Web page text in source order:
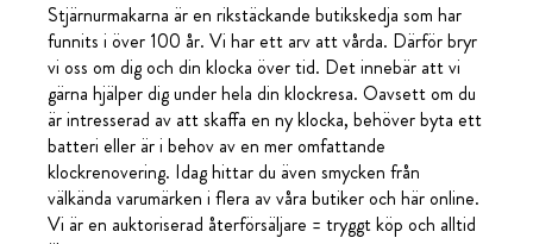
Stjärnurmakarna är en rikstäckande butikskedja som har
funnits i över 100 år. Vi har ett arv att vårda. Därför bryr
vi oss om dig och din klocka över tid. Det innebär att vi
gärna hjälper dig under hela din klockresa. Oavsett om du
är intresserad av att skaffa en ny klocka, behöver byta ett
batteri eller är i behov av en mer omfattande
klockrenovering. Idag hittar du även smycken från
välkända varumärken i flera av våra butiker och här online.
Vi är en auktoriserad återförsäljare = tryggt köp och alltid